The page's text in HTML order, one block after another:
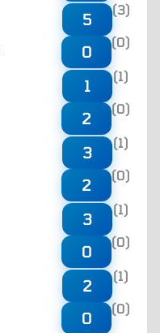
5
(3)
0
(0)
1
(1)
2
(0)
3
(1)
2
(0)
3
(1)
0
(0)
2
(1)
0
(0)